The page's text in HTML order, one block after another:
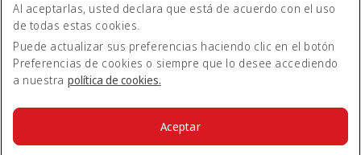
Declaración de accesibilidad
Contacte con nosotros
Política de privacidad
Condiciones generales
Política de cookies
Ciberseguridad
Al aceptarlas, usted declara que está de acuerdo con el uso
de todas estas cookies.
Puede actualizar sus preferencias haciendo clic en el botón
Preferencias de cookies o siempre que lo desee accediendo
a nuestra política de cookies.
Aceptar